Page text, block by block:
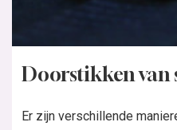
Doorstikken van
Er zijn verschillende